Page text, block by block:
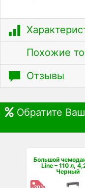
Похожие
Отзывы
Обратите
Большой
Line – 110 л,
Черный